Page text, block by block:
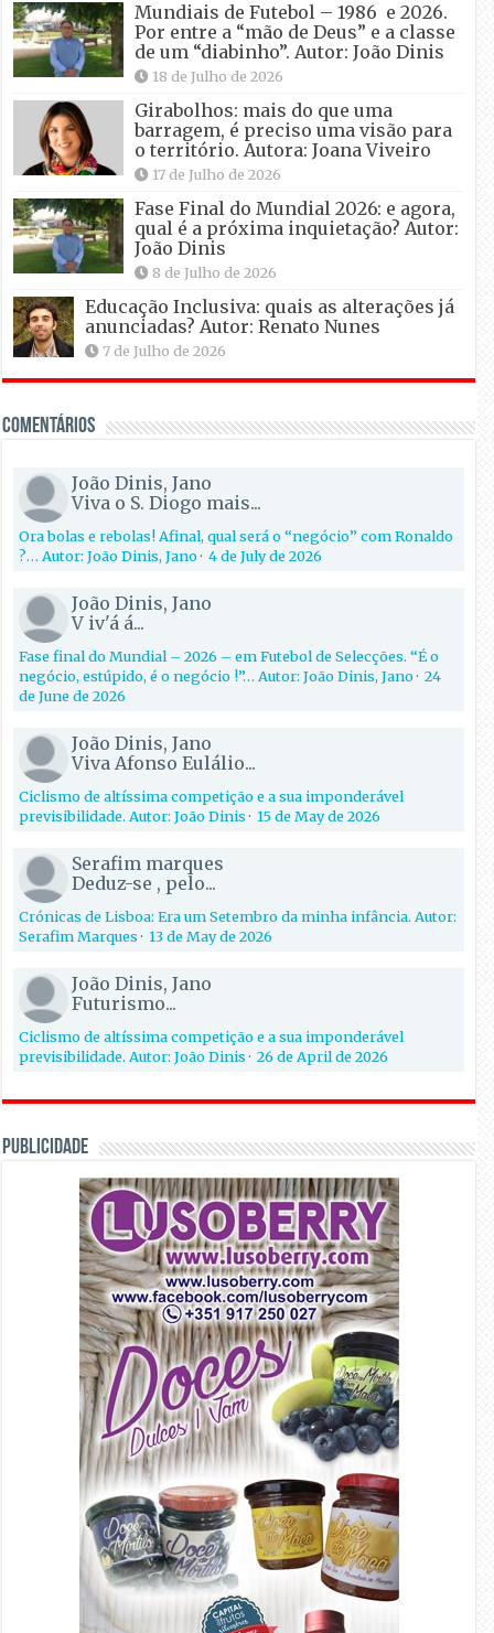
Mundiais de Futebol – 1986 e 2026.
Por entre a “mão de Deus” e a classe
de um “diabinho”. Autor: João Dinis
18 de Julho de 2026
Girabolhos: mais do que uma
barragem, é preciso uma visão para
o território. Autora: Joana Viveiro
17 de Julho de 2026
Fase Final do Mundial 2026: e agora,
qual é a próxima inquietação? Autor:
João Dinis
8 de Julho de 2026
Educação Inclusiva: quais as alterações já
anunciadas? Autor: Renato Nunes
7 de Julho de 2026
Comentários
João Dinis, Jano
Viva o S. Diogo mais...
Ora bolas e rebolas! Afinal, qual será o “negócio” com Ronaldo
?… Autor: João Dinis, Jano·4 de July de 2026
João Dinis, Jano
V iv'á á...
Fase final do Mundial – 2026 – em Futebol de Selecções. “É o
negócio, estúpido, é o negócio !”… Autor: João Dinis, Jano·24
de June de 2026
João Dinis, Jano
Viva Afonso Eulálio...
Ciclismo de altíssima competição e a sua imponderável
previsibilidade. Autor: João Dinis·15 de May de 2026
Serafim marques
Deduz-se , pelo...
Crónicas de Lisboa: Era um Setembro da minha infância. Autor:
Serafim Marques·13 de May de 2026
João Dinis, Jano
Futurismo...
Ciclismo de altíssima competição e a sua imponderável
previsibilidade. Autor: João Dinis·26 de April de 2026
PUBLICIDADE